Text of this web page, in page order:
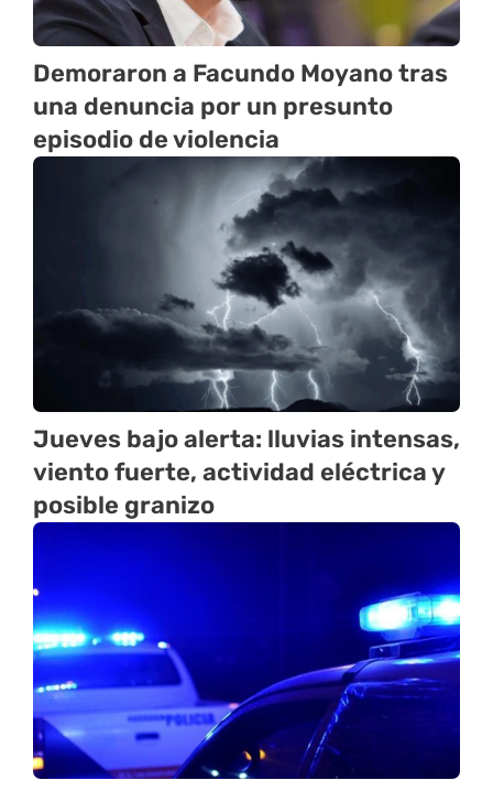
Demoraron a Facundo Moyano tras
una denuncia por un presunto
episodio de violencia
Jueves bajo alerta: lluvias intensas,
viento fuerte, actividad eléctrica y
posible granizo